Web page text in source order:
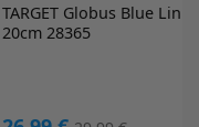
TARGET Globus Blue Link
20cm 28365